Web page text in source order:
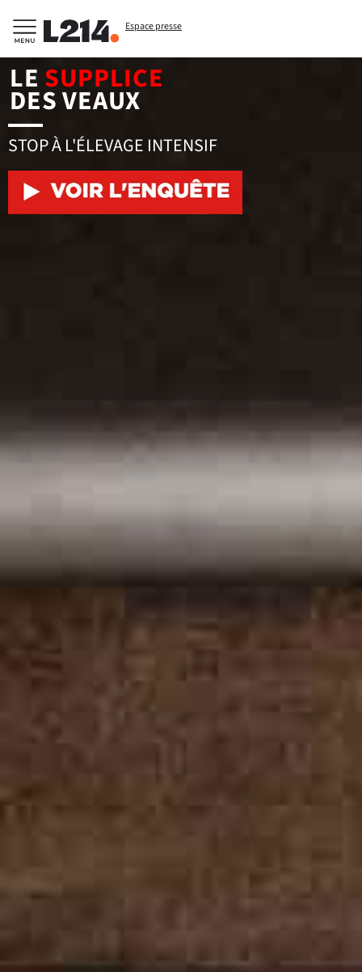
Espace presse
LE SUPPLICE
DES VEAUX
STOP À L'ÉLEVAGE INTENSIF